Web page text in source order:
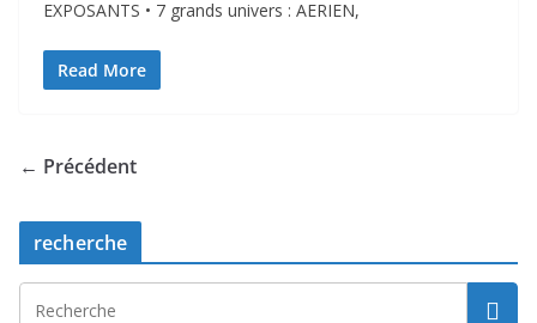
EXPOSANTS • 7 grands univers : AERIEN,
Read More
← Précédent
recherche